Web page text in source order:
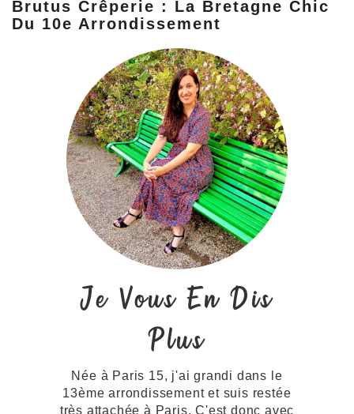
Brutus Crêperie : La Bretagne Chic
Du 10e Arrondissement
Je Vous En Dis
Plus
Née à Paris 15, j'ai grandi dans le
13ème arrondissement et suis restée
très attachée à Paris. C'est donc avec